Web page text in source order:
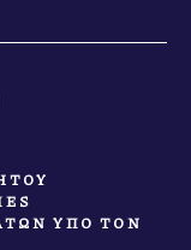
ΥΠΟ ΤΟΝ